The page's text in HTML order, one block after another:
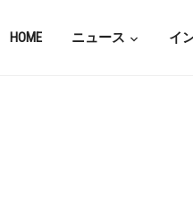
HOME ニュース イ